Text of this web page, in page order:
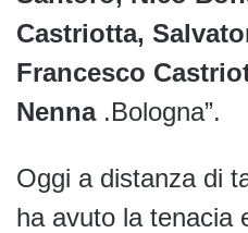
Castriotta,
Francesco
Nenna .Bologna”.
Oggi a distanza di
ha avuto la tenacia